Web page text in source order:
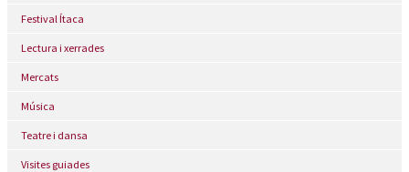
Festival Ítaca
Lectura i xerrades
Mercats
Música
Teatre i dansa
Visites guiades